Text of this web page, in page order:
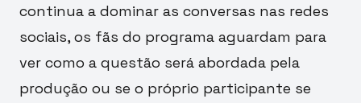
continua a dominar as conversas nas redes
sociais, os fãs do programa aguardam para
ver como a questão será abordada pela
produção ou se o próprio participante se